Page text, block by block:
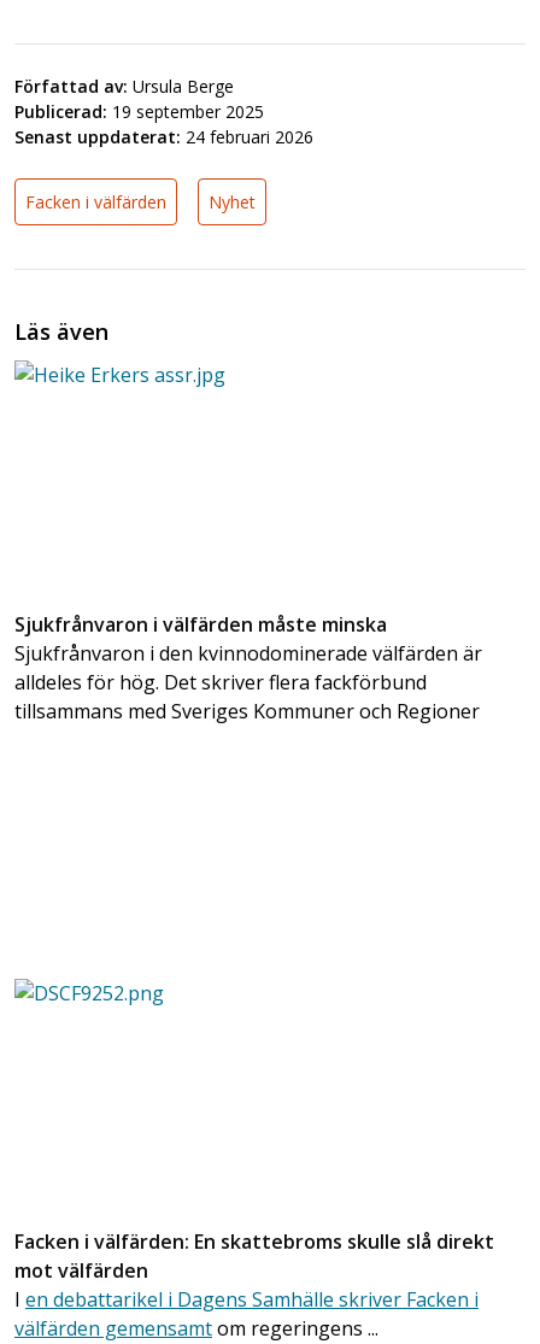
Författad av: Ursula Berge
Publicerad: 19 september 2025
Senast uppdaterat: 24 februari 2026
Facken i välfärden Nyhet
Läs även
Sjukfrånvaron i välfärden måste minska
Sjukfrånvaron i den kvinnodominerade välfärden är
alldeles för hög. Det skriver flera fackförbund
tillsammans med Sveriges Kommuner och Regioner
Facken i välfärden: En skattebroms skulle slå direkt
mot välfärden
I en debattarikel i Dagens Samhälle skriver Facken i
välfärden gemensamtom regeringens ...